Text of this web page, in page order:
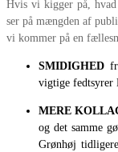
Hvis vi kigger på,
ser på mængden af
vi kommer på en
SMIDIGHED
vigtige fedtsyrer
MERE
og det samme
Grønhøj